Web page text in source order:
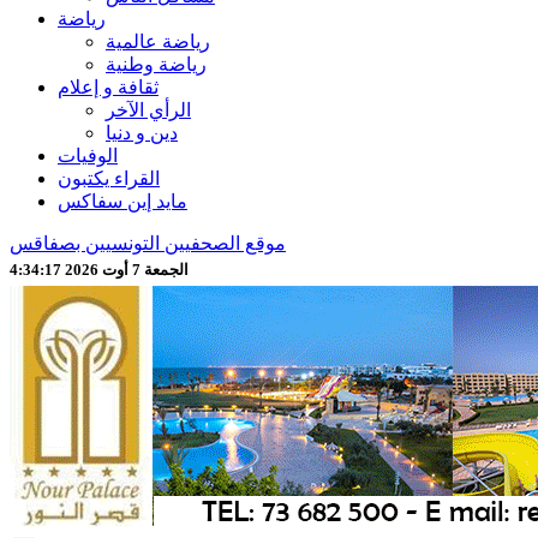
رياضة
رياضة عالمية
رياضة وطنية
ثقافة و إعلام
الرأي الآخر
دين و دنيا
الوفيات
القراء يكتبون
مايد إين سفاكس
موقع الصحفيين التونسيين بصفاقس
الجمعة 7 أوت 2026 4:34:19